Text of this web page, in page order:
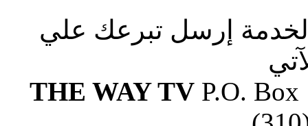
إرسل تبرعك علي
THE WAY TVP.O. Box